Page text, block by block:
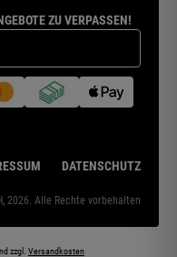
ZU VERPASSEN!
DATENSCHUTZ
2026. Alle Rechte vorbehalten
zzgl. Versandkosten